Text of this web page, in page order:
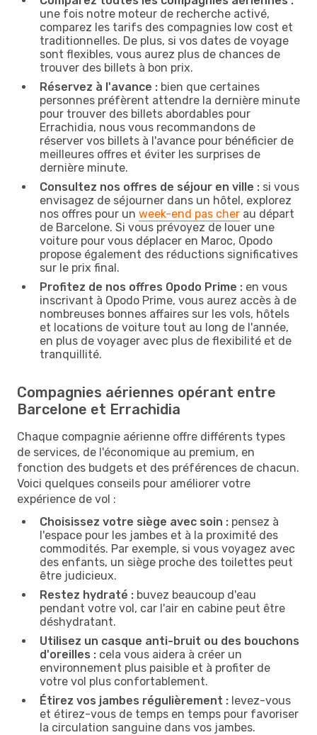
une fois notre moteur de recherche activé,
comparez les tarifs des compagnies low cost et
traditionnelles. De plus, si vos dates de voyage
sont flexibles, vous aurez plus de chances de
trouver des billets à bon prix.
Réservez à l'avance : bien que certaines
personnes préfèrent attendre la dernière minute
pour trouver des billets abordables pour
Errachidia, nous vous recommandons de
réserver vos billets à l'avance pour bénéficier de
meilleures offres et éviter les surprises de
dernière minute.
Consultez nos offres de séjour en ville : si vous
envisagez de séjourner dans un hôtel, explorez
nos offres pour un week-end pas cher au départ
de Barcelone. Si vous prévoyez de louer une
voiture pour vous déplacer en Maroc, Opodo
propose également des réductions significatives
sur le prix final.
Profitez de nos offres Opodo Prime : en vous
inscrivant à Opodo Prime, vous aurez accès à de
nombreuses bonnes affaires sur les vols, hôtels
et locations de voiture tout au long de l'année,
en plus de voyager avec plus de flexibilité et de
tranquillité.
Compagnies aériennes opérant entre
Barcelone et Errachidia
Chaque compagnie aérienne offre différents types
de services, de l'économique au premium, en
fonction des budgets et des préférences de chacun.
Voici quelques conseils pour améliorer votre
expérience de vol :
Choisissez votre siège avec soin : pensez à
l'espace pour les jambes et à la proximité des
commodités. Par exemple, si vous voyagez avec
des enfants, un siège proche des toilettes peut
être judicieux.
Restez hydraté : buvez beaucoup d'eau
pendant votre vol, car l'air en cabine peut être
déshydratant.
Utilisez un casque anti-bruit ou des bouchons
d'oreilles : cela vous aidera à créer un
environnement plus paisible et à profiter de
votre vol plus confortablement.
Étirez vos jambes régulièrement : levez-vous
et étirez-vous de temps en temps pour favoriser
la circulation sanguine dans vos jambes.